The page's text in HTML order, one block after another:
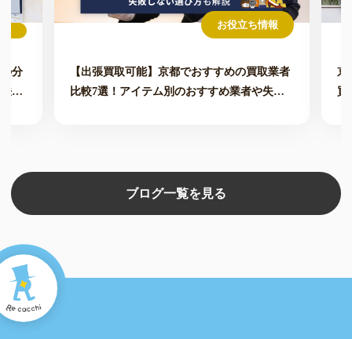
分
も
お役立ち情報
【出張買取可能】京都でおすすめの買取業者
比較7選！アイテム別のおすすめ業者や失敗
京
買
ブログ一覧を見る